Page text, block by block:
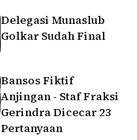
Delegasi Munaslub
Golkar Sudah Final
Bansos Fiktif
Anjingan - Staf Fraksi
Gerindra Dicecar 23
Pertanyaan